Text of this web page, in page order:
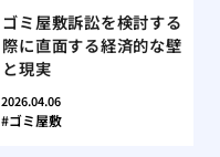
ゴミ屋敷訴訟を検討する
際に直面する経済的な壁
と現実
2026.04.06
ゴミ屋敷